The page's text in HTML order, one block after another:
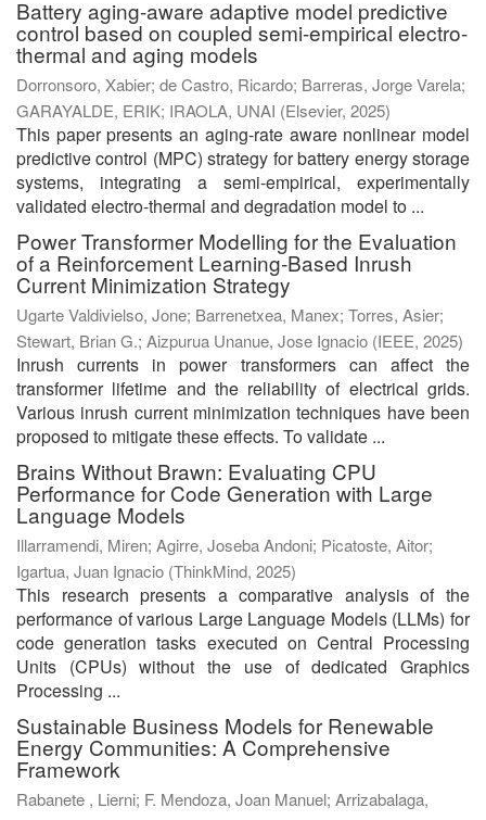
Battery aging-aware adaptive model predictive
control based on coupled semi-empirical electro-
thermal and aging models
Dorronsoro, Xabier; de Castro, Ricardo; Barreras, Jorge Varela;
GARAYALDE, ERIK; IRAOLA, UNAI (Elsevier, 2025)
This paper presents an aging-rate aware nonlinear model
predictive control (MPC) strategy for battery energy storage
systems, integrating a semi-empirical, experimentally
validated electro-thermal and degradation model to ...
Power Transformer Modelling for the Evaluation
of a Reinforcement Learning-Based Inrush
Current Minimization Strategy
Ugarte Valdivielso, Jone; Barrenetxea, Manex; Torres, Asier;
Stewart, Brian G.; Aizpurua Unanue, Jose Ignacio (IEEE, 2025)
Inrush currents in power transformers can affect the
transformer lifetime and the reliability of electrical grids.
Various inrush current minimization techniques have been
proposed to mitigate these effects. To validate ...
Brains Without Brawn: Evaluating CPU
Performance for Code Generation with Large
Language Models
Illarramendi, Miren; Agirre, Joseba Andoni; Picatoste, Aitor;
Igartua, Juan Ignacio (ThinkMind, 2025)
This research presents a comparative analysis of the
performance of various Large Language Models (LLMs) for
code generation tasks executed on Central Processing
Units (CPUs) without the use of dedicated Graphics
Processing ...
Sustainable Business Models for Renewable
Energy Communities: A Comprehensive
Framework
Rabanete , Lierni; F. Mendoza, Joan Manuel; Arrizabalaga,